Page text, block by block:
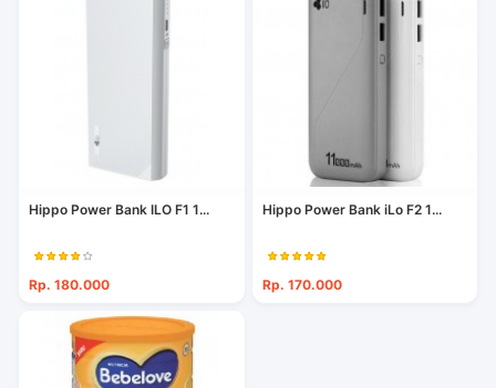
Hippo Power Bank ILO F1 1...
Rp. 180.000
Hippo Power Bank iLo F2 1...
Rp. 170.000